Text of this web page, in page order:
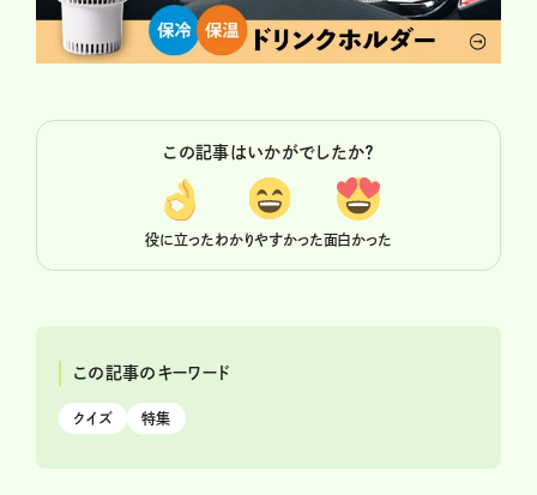
この記事はいかがでしたか？
役に立ったわかりやすかった面白かった
この記事のキーワード
クイズ 特集